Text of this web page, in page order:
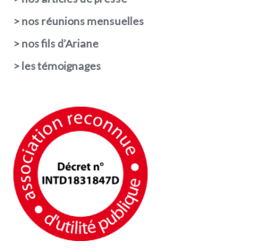
> nos réunions mensuelles
> nos fils d’Ariane
> les témoignages